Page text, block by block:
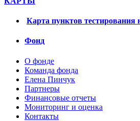
Карта пунктов
Фонд
О фонде
Команда фонда
Елена Пинчук
Партнеры
Финансовые отчеты
Мониторинг и оценка
Контакты